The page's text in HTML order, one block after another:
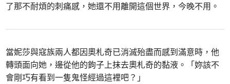
了那不耐煩的刺痛感，她還不用離開這個世界，今晚不用。
當妮莎與寇族兩人都因奧札奇已消滅殆盡而感到滿意時，他
轉頭面向她，邊從他的鉤子上抹去奧札奇的黏液。「妳該不
會剛巧有看到一隻鬼怪經過這裡吧？」